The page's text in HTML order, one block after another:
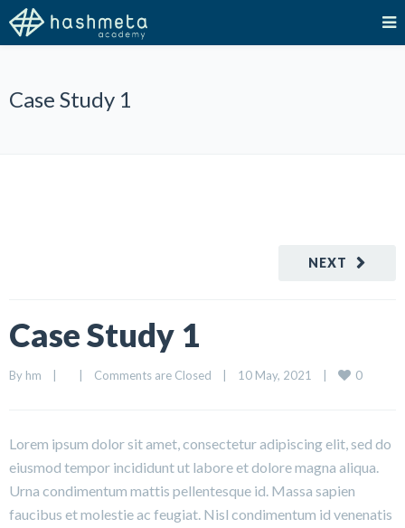
Case Study 1
NEXT
Case Study 1
By hm Comments are Closed 10 May, 2021 0
Lorem ipsum dolor sit amet, consectetur adipiscing elit, sed do
eiusmod tempor incididunt ut labore et dolore magna aliqua.
Urna condimentum mattis pellentesque id. Massa sapien
faucibus et molestie ac feugiat. Nisl condimentum id venenatis